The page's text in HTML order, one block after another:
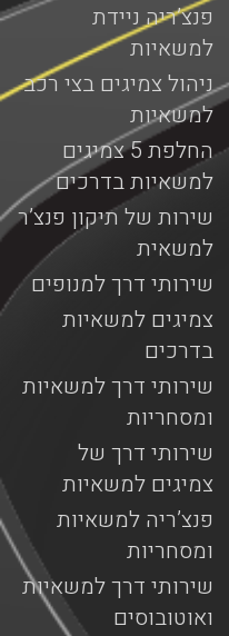
פנצ’ריה ניידת
למשאיות
ניהול צמיגים בצי רכב
למשאיות
החלפת 5 צמיגים
למשאיות בדרכים
שירות של תיקון פנצ’ר
למשאית
שירותי דרך למנופים
צמיגים למשאיות
בדרכים
שירותי דרך למשאיות
ומסחריות
שירותי דרך של
צמיגים למשאיות
פנצ’ריה למשאיות
ומסחריות
שירותי דרך למשאיות
ואוטובוסים